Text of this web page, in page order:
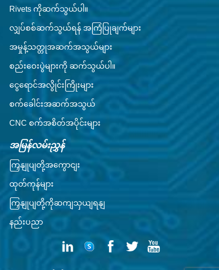
Rivets ကိုဆက်သွယ်ပါ။
လျှပ်စစ်ဆက်သွယ်ရန် အကြံပြုချက်များ
အမှုန့်သတ္တုအဆက်အသွယ်များ
စည်းဝေးပွဲများကို ဆက်သွယ်ပါ။
ငွေရောင်အလွိုင်းကြိုးများ
စက်ခေါင်းအဆက်အသွယ်
CNC စက်အစိတ်အပိုင်းများ
အမြန်လမ်းညွှန်
ကြှနျုပျတို့အကွောငျး
ထုတ်ကုန်များ
ကြှနျုပျတို့ကိုဆကျသှယျရနျ
နည်းပညာ